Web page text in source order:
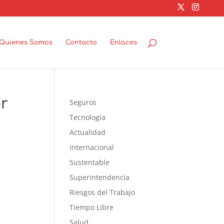
Somos Contacto Enlaces
Seguros
Tecnología
Actualidad
Internacional
Sustentable
Superintendencia
Riesgos del Trabajo
Tiempo Libre